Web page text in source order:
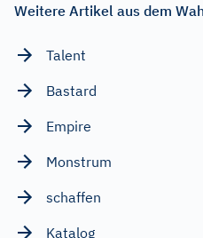
Weitere Artikel aus dem
Talent
Bastard
Empire
Monstrum
schaffen
Katalog